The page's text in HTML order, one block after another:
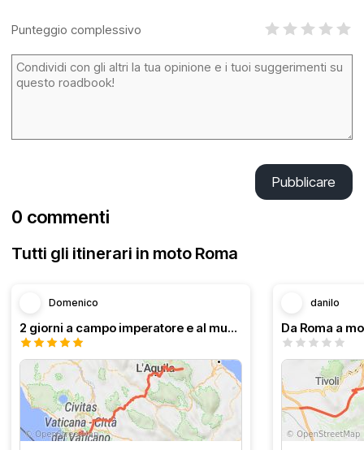
Punteggio complessivo
Pubblicare
0 commenti
Tutti gli itinerari in moto Roma
Domenico
2 giorni a campo imperatore e al mucciante
danilo